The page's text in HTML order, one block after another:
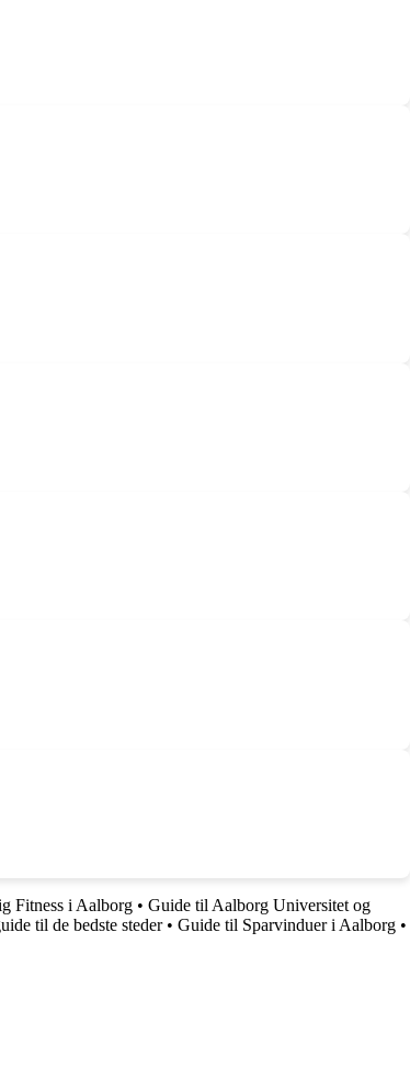
Fitness i Aalborg • Guide til Aalborg Universitet og
til de bedste steder• Guide til Sparvinduer i Aalborg •